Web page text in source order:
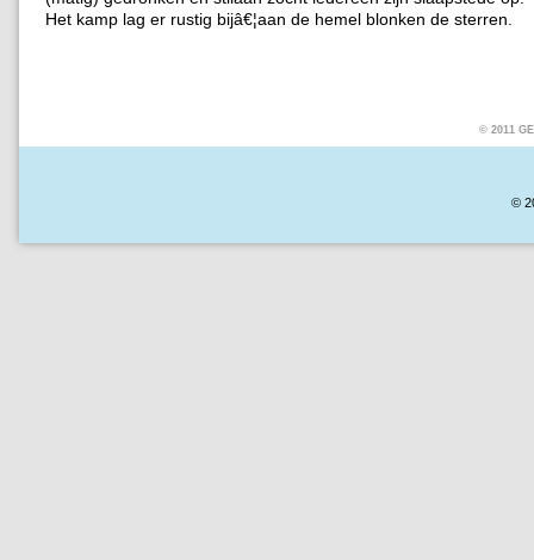
Het kamp lag er rustig bijâ€¦aan de hemel blonken de sterren.
© 2011
©